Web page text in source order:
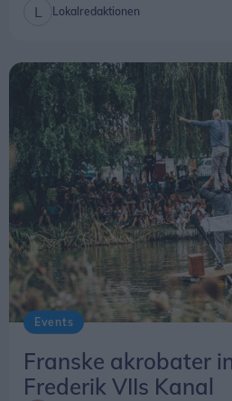
Lokalredaktionen
Events
Franske akrobater
Frederik VIIs Kanal